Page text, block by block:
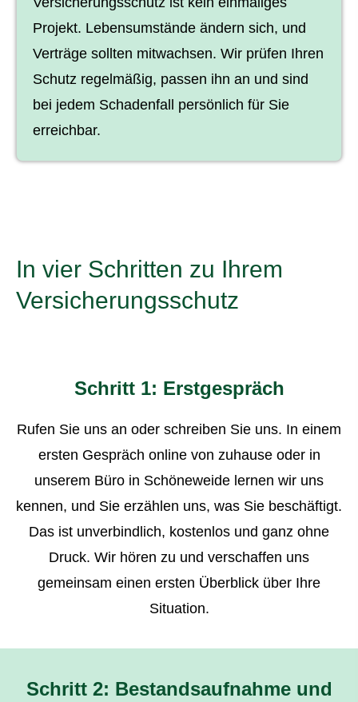
Projekt. Lebensumstände ändern sich, und
Verträge sollten mitwachsen. Wir prüfen Ihren
Schutz regelmäßig, passen ihn an und sind
bei jedem Schadenfall persönlich für Sie
erreichbar.
In vier Schritten zu Ihrem
Versicherungsschutz
Schritt 1: Erstgespräch
Rufen Sie uns an oder schreiben Sie uns. In einem
ersten Gespräch online von zuhause oder in
unserem Büro in Schöneweide lernen wir uns
kennen, und Sie erzählen uns, was Sie beschäftigt.
Das ist unverbindlich, kostenlos und ganz ohne
Druck. Wir hören zu und verschaffen uns
gemeinsam einen ersten Überblick über Ihre
Situation.
Schritt 2: Bestandsaufnahme und